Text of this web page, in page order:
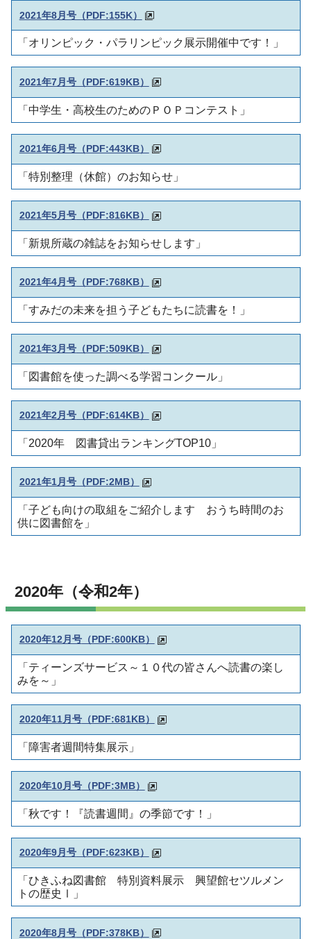
2021年8月号（PDF:155K）
「オリンピック・パラリンピック展示開催中です！ 」
2021年7月号（PDF:619KB）
「中学生・高校生のためのＰＯＰコンテスト 」
2021年6月号（PDF:443KB）
「特別整理（休館） のお知らせ」
2021年5月号（PDF:816KB）
「新規所蔵の雑誌をお知らせします 」
2021年4月号（PDF:768KB）
「すみだの未来を担う子どもたちに読書を！ 」
2021年3月号（PDF:509KB）
「 図書館を使った調べる学習コンクール」
2021年2月号（PDF:614KB）
「2020年 図書貸出ランキングTOP10」
2021年1月号（PDF:2MB）
「子ども向けの取組をご紹介します おうち時間のお
供に図書館を」
2020年（令和2年）
2020年12月号（PDF:600KB）
「ティーンズサービス～１０代の皆さんへ読書の楽し
みを～」
2020年11月号（PDF:681KB）
「障害者週間特集展示」
2020年10月号（PDF:3MB）
「秋です！『読書週間』の季節です！」
2020年9月号（PDF:623KB）
「ひきふね図書館 特別資料展示 興望館セツルメン
トの歴史Ⅰ」
2020年8月号（PDF:378KB）